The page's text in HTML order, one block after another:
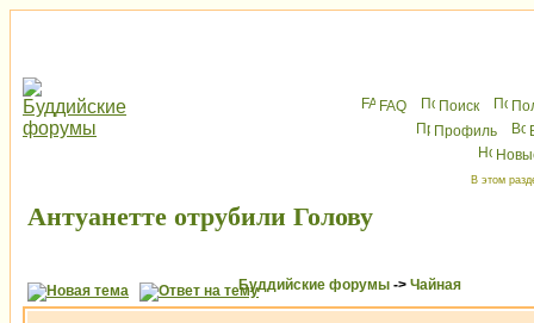
FAQ Поиск
Профиль
В этом
Антуанетте отрубили Голову
Буддийские форумы -> Чайная